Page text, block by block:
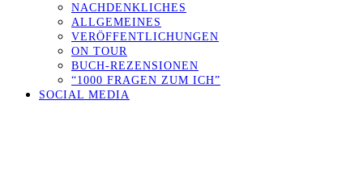
NACHDENKLICHES
ALLGEMEINES
VERÖFFENTLICHUNGEN
ON TOUR
BUCH-REZENSIONEN
“1000 FRAGEN ZUM ICH”
SOCIAL MEDIA